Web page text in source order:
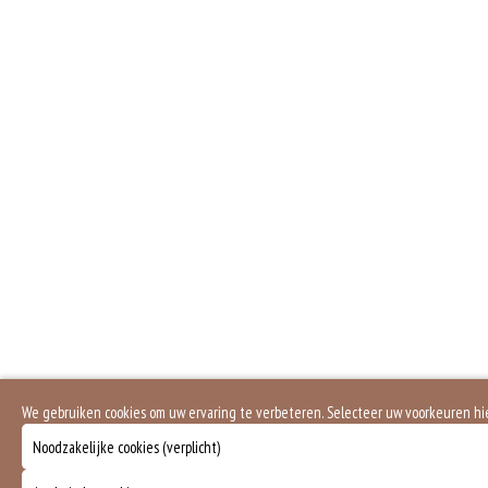
We gebruiken cookies om uw ervaring te verbeteren. Selecteer uw voorkeuren
Noodzakelijke cookies (verplicht)